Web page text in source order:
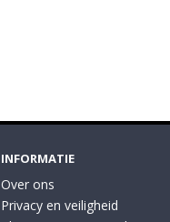
INFORMATIE
Over ons
Privacy en veiligheid